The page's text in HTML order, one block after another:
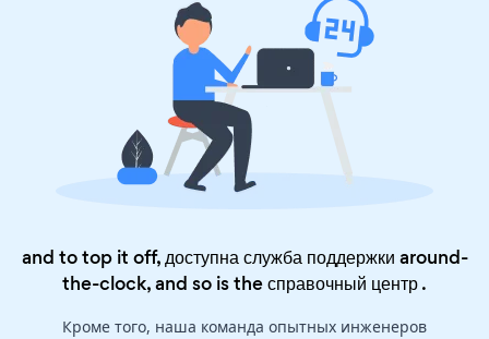
and to top it off, доступна служба поддержки around-
the-clock, and so is theсправочный центр.
Кроме того, наша команда опытных инженеров